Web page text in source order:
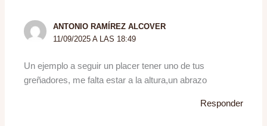
ANTONIO RAMÍREZ ALCOVER
11/09/2025 A LAS 18:49
Un ejemplo a seguir un placer tener uno de tus
greñadores, me falta estar a la altura,un abrazo
Responder